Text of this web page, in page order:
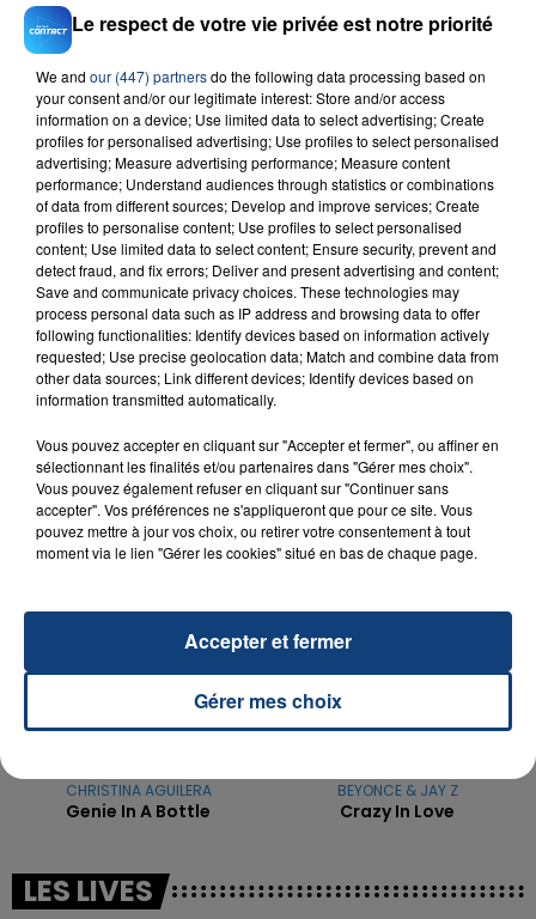
23 juillet 2026
INCENDIE MORTEL À LENS : UNE FEMME ET
SON BÉBÉ ENTRE LA VIE ET LA...
Un homme s'est immolé par le feu après avoir
aspergé sa compagne et leur bébé de trois mois
d'un liquide inflammable.
20 juillet 2026
UNE ADOLESCENTE DEVANT SE FAIRE
OPÉRER DE LA CHEVILLE RESSORT DE LA...
La famille a porté plainte contre la clinique qui a
excuses.
TITRES DIFFUSÉS
CHRISTINA AGUILERA
Genie In A Bottle
22h03
22h03
BEYONCE & JAY Z
Crazy In Love
LES LIVES
Le respect de votre vie privée est notre priorité
We and our (447) partnersdo the following data processing based on
your consent and/or our legitimate interest: Store and/or access
information on a device; Use limited data to select advertising; Create
profiles for personalised advertising; Use profiles to select personalised
advertising; Measure advertising performance; Measure content
performance; Understand audiences through statistics or combinations
of data from different sources; Develop and improve services; Create
profiles to personalise content; Use profiles to select personalised
content; Use limited data to select content; Ensure security, prevent and
detect fraud, and fix errors; Deliver and present advertising and content;
Save and communicate privacy choices. These technologies may
process personal data such as IP address and browsing data to offer
following functionalities: Identify devices based on information actively
requested; Use precise geolocation data; Match and combine data from
other data sources; Link different devices; Identify devices based on
information transmitted automatically.
Vous pouvez accepter en cliquant sur "Accepter et fermer", ou affiner en
sélectionnant les finalités et/ou partenaires dans "Gérer mes choix".
Vous pouvez également refuser en cliquant sur "Continuer sans
accepter". Vos préférences ne s'appliqueront que pour ce site. Vous
pouvez mettre à jour vos choix, ou retirer votre consentement à tout
moment via le lien "Gérer les cookies" situé en bas de chaque page.
Gérer mes choix
Accepter et fermer